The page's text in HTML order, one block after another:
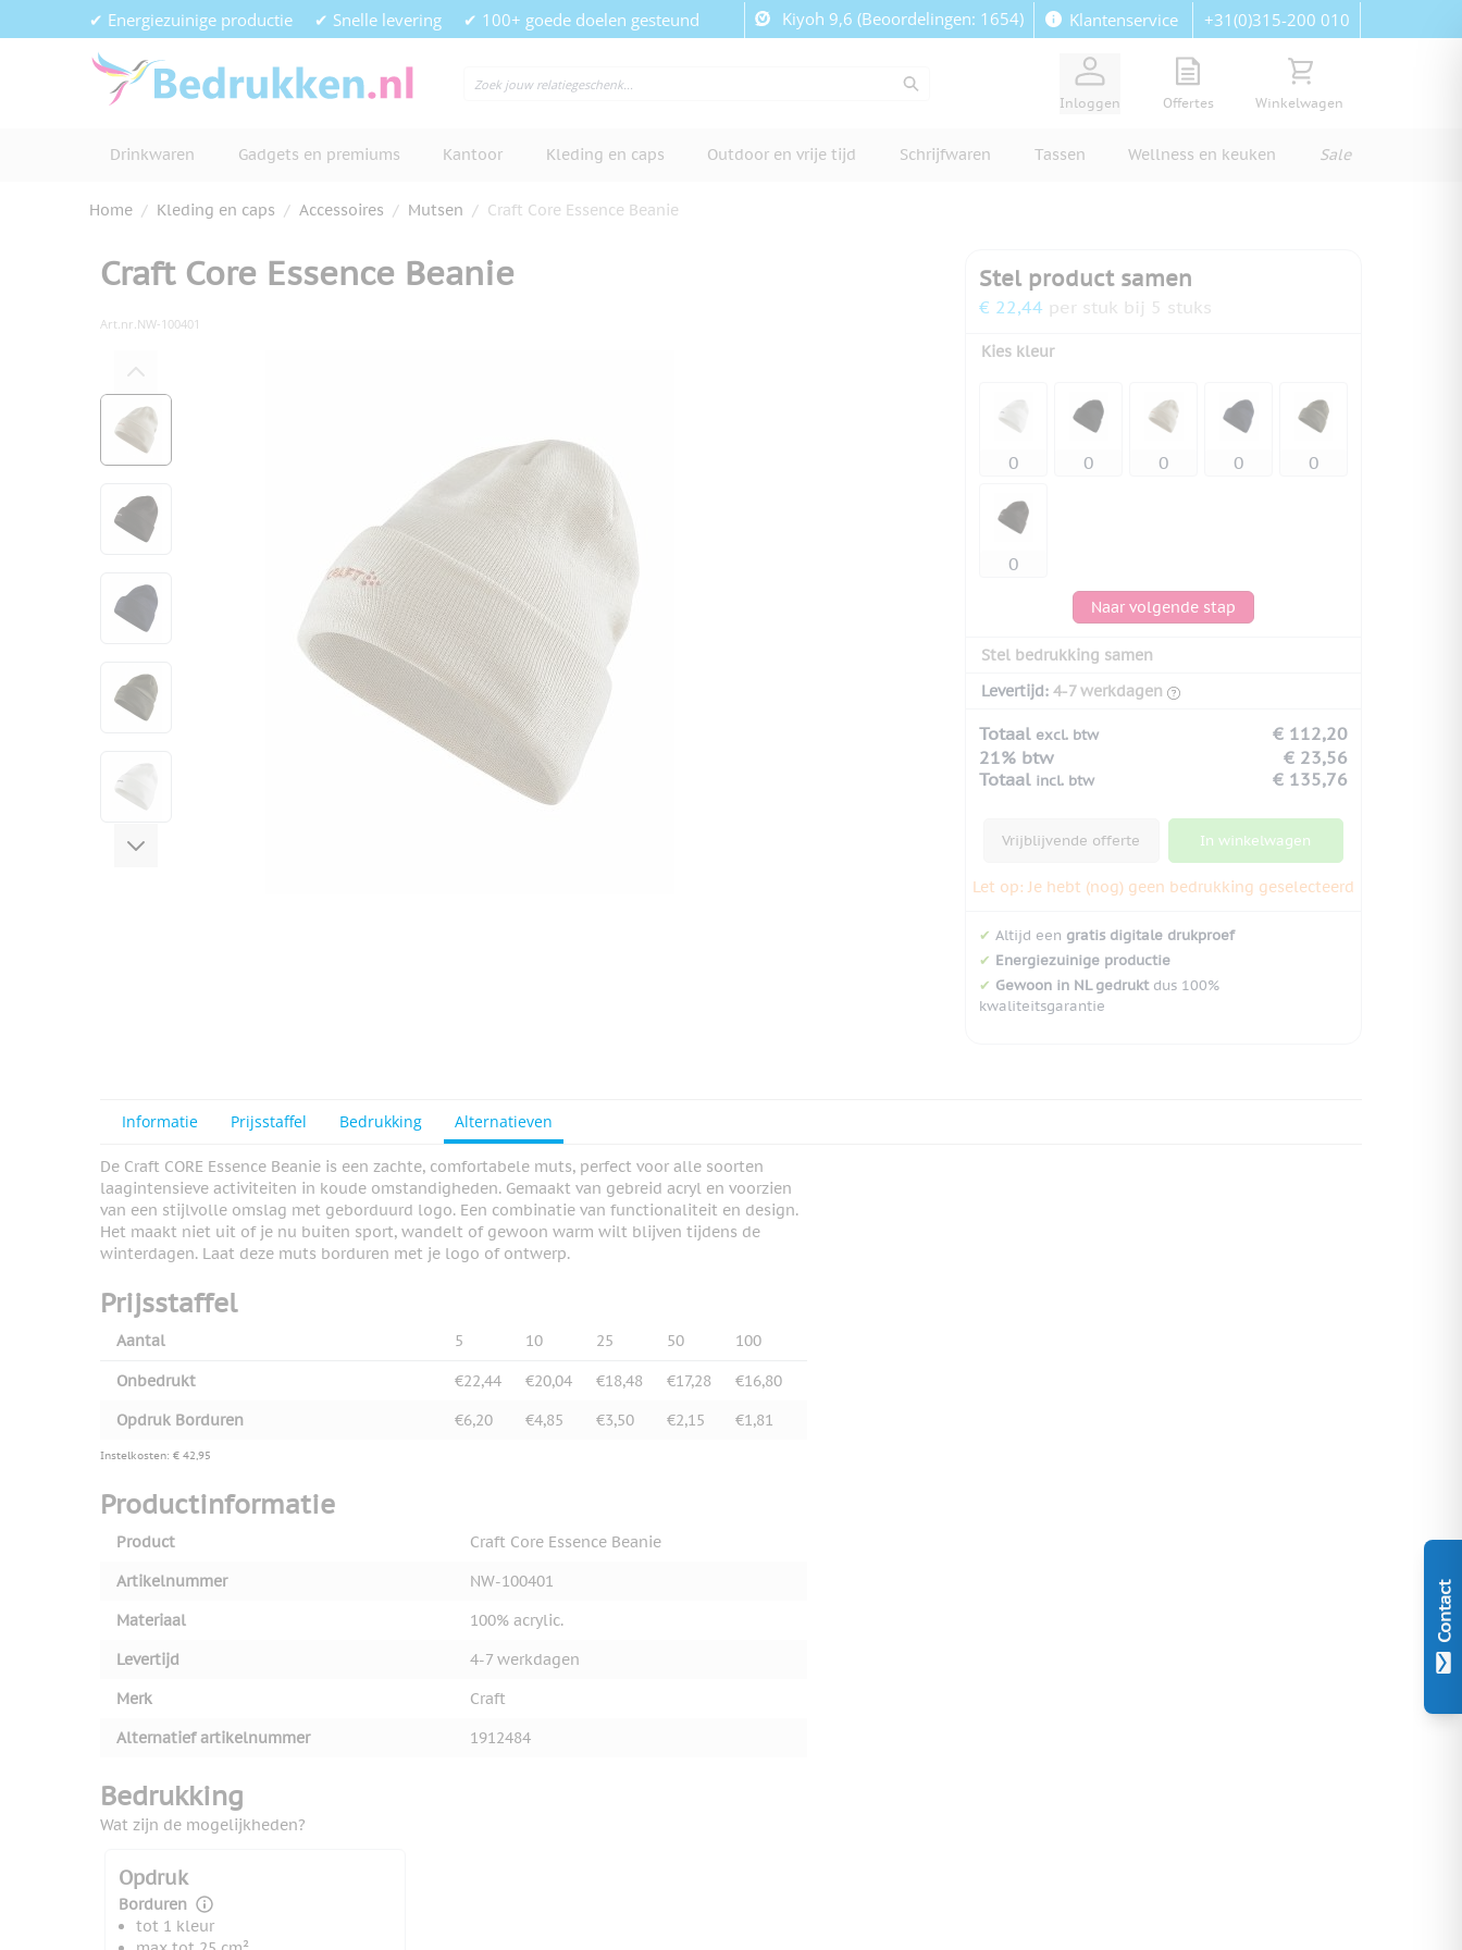
Contact
Ga naar de inhoud✔ Energiezuinige productie ✔ Snelle levering ✔ 100+ goede doelen gesteund Kiyoh 9,6 (Beoordelingen: 1654) Klantenservice +31(0)315-200 010
Inloggen
View quote, Quote is empty
Offertes
Bekijk winkelwagen,
Winkelwagen
Drinkwaren Gadgets en premiums Kantoor Kleding en caps Outdoor en vrije tijd Schrijfwaren Tassen Wellness en keuken Sale
Home / Kleding en caps / Accessoires / Mutsen / Craft Core Essence Beanie
Craft Core Essence Beanie
Art.nr.NW-100401
View larger image
View larger image
View larger image
View larger image
View larger image
View larger image
Stel product samen
€ 22,44 per stuk bij 5 stuks
Kies kleur
Naar volgende stap
Stel bedrukking samen
Levertijd: 4-7 werkdagen
Totaal excl. btw
€ 112,20
21% btw
€ 23,56
Totaal incl. btw € 135,76
Vrijblijvende offerte In winkelwagen
Let op: Je hebt (nog) geen bedrukking geselecteerd
✔ Altijd een gratis digitale drukproef
✔ Energiezuinige productie
✔ Gewoon in NL gedruktdus 100%
kwaliteitsgarantie
Informatie Prijsstaffel Bedrukking Alternatieven
De Craft CORE Essence Beanie is een zachte, comfortabele muts, perfect voor alle soorten
laagintensieve activiteiten in koude omstandigheden. Gemaakt van gebreid acryl en voorzien
van een stijlvolle omslag met geborduurd logo. Een combinatie van functionaliteit en design.
Het maakt niet uit of je nu buiten sport, wandelt of gewoon warm wilt blijven tijdens de
winterdagen. Laat deze muts borduren met je logo of ontwerp.
Prijsstaffel
Aantal 5 10 25 50 100
Onbedrukt €22,44 €20,04 €18,48 €17,28
€16,80
Opdruk Borduren
€6,20 €4,85 €3,50 €2,15 €1,81
Instelkosten: € 42,95
Productinformatie
Product
Craft Core Essence Beanie
Artikelnummer
NW-100401
Materiaal
100% acrylic.
Levertijd
4-7 werkdagen
Merk
Craft
Alternatief artikelnummer
1912484
Bedrukking
Wat zijn de mogelijkheden?
Opdruk
Borduren
tot 1 kleur